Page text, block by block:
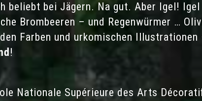
beliebt bei Jägern. Na gut. Aber Igel!
Brombeeren – und Regenwürmer …
Farben und urkomischen
!
Nationale Supérieure des Arts